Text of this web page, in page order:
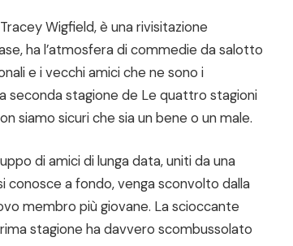
Wigfield, è una rivisitazione
ha l’atmosfera di commedie da salotto
e i vecchi amici che ne sono i
seconda stagione de Le quattro stagioni
siamo sicuri che sia un bene o un male.
di amici di lunga data, uniti da una
conosce a fondo, venga sconvolto dalla
membro più giovane. La scioccante
stagione ha davvero scombussolato